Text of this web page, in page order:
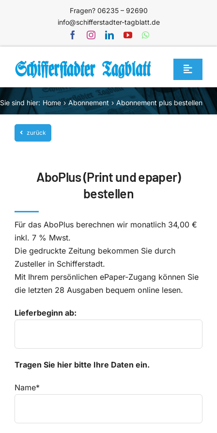
Fragen? 06235 – 92690
info@schifferstadter-tagblatt.de
Toggle
Home
Themen
Blog
Service
Jetzt abonnieren
Kontakt
Sie sind hier: Home Abonnement Abonnement plus bestellen
zurück
AboPlus (Print und epaper)
bestellen
Für das AboPlus berechnen wir monatlich 34,00 €
inkl. 7 % Mwst.
Die gedruckte Zeitung bekommen Sie durch
Zusteller in Schifferstadt.
Mit Ihrem persönlichen ePaper-Zugang können Sie
die letzten 28 Ausgaben bequem online lesen.
Lieferbeginn ab:
Tragen Sie hier bitte Ihre Daten ein.
Name*